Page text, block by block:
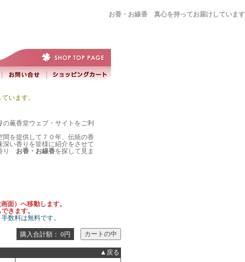
お香・お線香 真心を持ってお届けしています
います。
の薫香堂ウェブ・サイトをご利
を提供して７０年、伝統の香
い香りを皆様に紹介をさせて
り お香・お線香を探して見ま
面）へ移動します。
きます。
数料は無料です。
購入合計額： 0円
▲戻る